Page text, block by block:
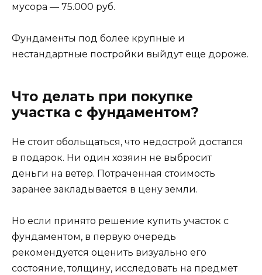
мусора — 75.000 руб.
Фундаменты под более крупные и
нестандартные постройки выйдут еще дороже.
Что делать при покупке
участка с фундаментом?
Не стоит обольщаться, что недострой достался
в подарок. Ни один хозяин не выбросит
деньги на ветер. Потраченная стоимость
заранее закладывается в цену земли.
Но если принято решение купить участок с
фундаментом, в первую очередь
рекомендуется оценить визуально его
состояние, толщину, исследовать на предмет